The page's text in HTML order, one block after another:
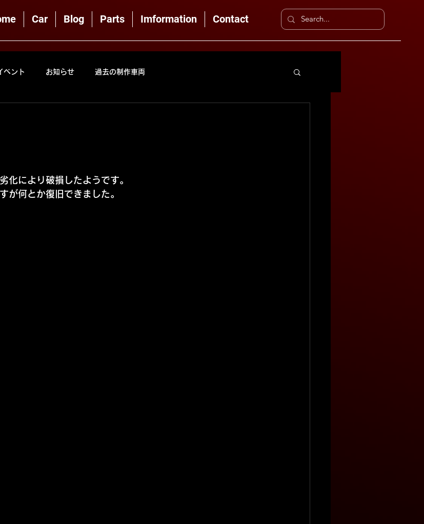
Car Blog Parts Imformation Contact
ベント お知らせ 過去の制作車両
化により破損したようです。
が何とか復旧できました。